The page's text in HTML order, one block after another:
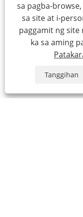
sa pagba-
sa site at i-
paggamit ng site
ka sa aming
Tanggihan